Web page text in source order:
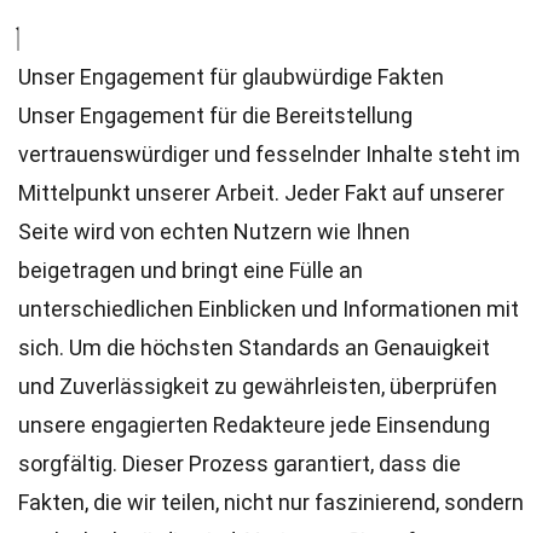
Unser Engagement für glaubwürdige Fakten
Unser Engagement für die Bereitstellung
vertrauenswürdiger und fesselnder Inhalte steht im
Mittelpunkt unserer Arbeit. Jeder Fakt auf unserer
Seite wird von echten Nutzern wie Ihnen
beigetragen und bringt eine Fülle an
unterschiedlichen Einblicken und Informationen mit
sich. Um die höchsten Standards an Genauigkeit
und Zuverlässigkeit zu gewährleisten, überprüfen
unsere engagierten Redakteure jede Einsendung
sorgfältig. Dieser Prozess garantiert, dass die
Fakten, die wir teilen, nicht nur faszinierend, sondern